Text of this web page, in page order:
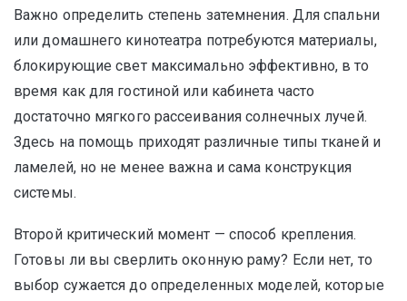
Важно определить степень затемнения. Для спальни
или домашнего кинотеатра потребуются материалы,
блокирующие свет максимально эффективно, в то
время как для гостиной или кабинета часто
достаточно мягкого рассеивания солнечных лучей.
Здесь на помощь приходят различные типы тканей и
ламелей, но не менее важна и сама конструкция
системы.
Второй критический момент — способ крепления.
Готовы ли вы сверлить оконную раму? Если нет, то
выбор сужается до определенных моделей, которые